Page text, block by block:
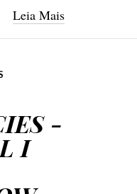
Leia Mais
-
I